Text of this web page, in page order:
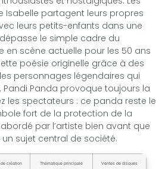
partagent leurs propres
leurs petits-enfants dans une
le simple cadre du
en scène actuelle pour les 50 ans
poésie originelle grâce à des
personnages légendaires qui
Pandi Panda provoque toujours la
les spectateurs : ce panda reste le
fort de la protection de la
par l’artiste bien avant que
sujet central de société.
création Thématique principale Ventes de disques